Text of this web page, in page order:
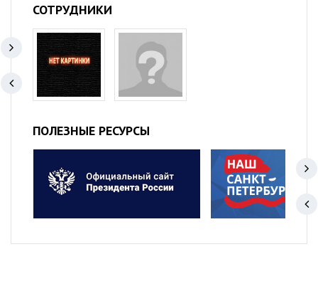
СОТРУДНИКИ
ПОЛЕЗНЫЕ РЕСУРСЫ